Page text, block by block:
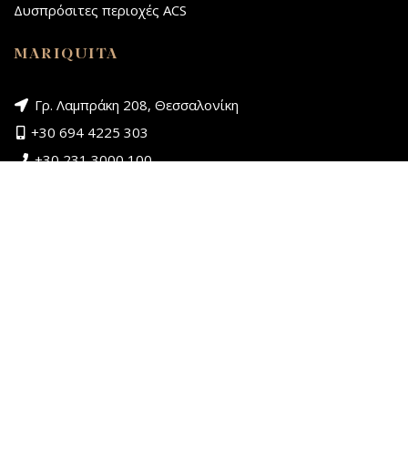
Δυσπρόσιτες περιοχές ACS
MARIQUITA
Γρ. Λαμπράκη 208, Θεσσαλονίκη
+30 694 4225 303
+30 231 3000 100